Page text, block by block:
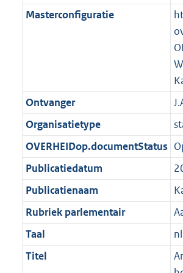
t
a
K 2
Masterconfiguratie
Ontvanger
Organisatietype
OVERHEIDop.documentStatus
Publicatiedatum
Publicatienaam
Rubriek parlementair
Taal
nl
Titel